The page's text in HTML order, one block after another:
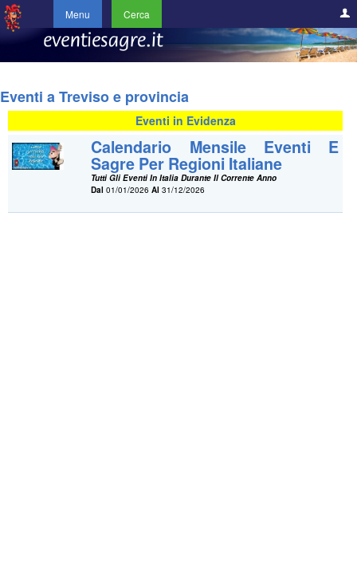
Menu Cerca
Eventi a Treviso e provincia
Eventi in Evidenza
Calendario Mensile Eventi E
Sagre Per Regioni Italiane
Tutti Gli Eventi In Italia Durante Il Corrente Anno
Dal 01/01/2026Al 31/12/2026